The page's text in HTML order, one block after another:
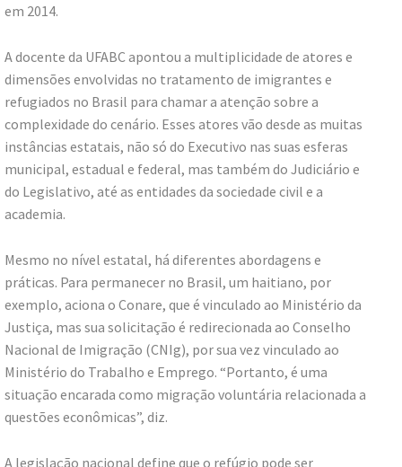
em 2014.
A docente da UFABC apontou a multiplicidade de atores e
dimensões envolvidas no tratamento de imigrantes e
refugiados no Brasil para chamar a atenção sobre a
complexidade do cenário. Esses atores vão desde as muitas
instâncias estatais, não só do Executivo nas suas esferas
municipal, estadual e federal, mas também do Judiciário e
do Legislativo, até as entidades da sociedade civil e a
academia.
Mesmo no nível estatal, há diferentes abordagens e
práticas. Para permanecer no Brasil, um haitiano, por
exemplo, aciona o Conare, que é vinculado ao Ministério da
Justiça, mas sua solicitação é redirecionada ao Conselho
Nacional de Imigração (CNIg), por sua vez vinculado ao
Ministério do Trabalho e Emprego. “Portanto, é uma
situação encarada como migração voluntária relacionada a
questões econômicas”, diz.
A legislação nacional define que o refúgio pode ser